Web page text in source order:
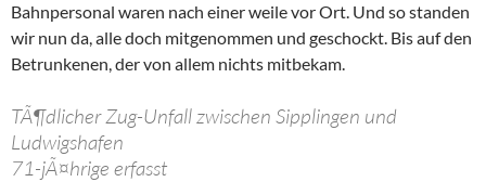
Bahnpersonal waren nach einer weile vor Ort. Und so standen
wir nun da, alle doch mitgenommen und geschockt. Bis auf den
Betrunkenen, der von allem nichts mitbekam.
TÃ¶dlicher Zug-Unfall zwischen Sipplingen und
Ludwigshafen
71-jÃ¤hrige erfasst